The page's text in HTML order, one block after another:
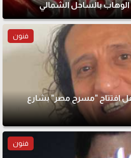
بالساحل الشمالي
فنون
افتتاح "مسرح مصر" بشارع
فنون